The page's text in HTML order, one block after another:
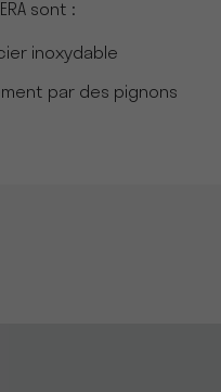
sont :
inoxydable
par des pignons